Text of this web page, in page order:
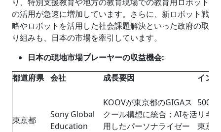
の活用が急速に増加しています。さらに、新ロボット戦
略やロボットを活用した社会課題解決といった政府の取
り組みも、日本の市場を牽引しています。
日本の現地市場プレーヤーの収益機会:
都道府県 会社 成長要因 イン
東京都
Sony Global
Education
KOOVが東京都のGIGAス
クール構想に統合；AIを活
用したパーソナライゼー
500
リキ
東京